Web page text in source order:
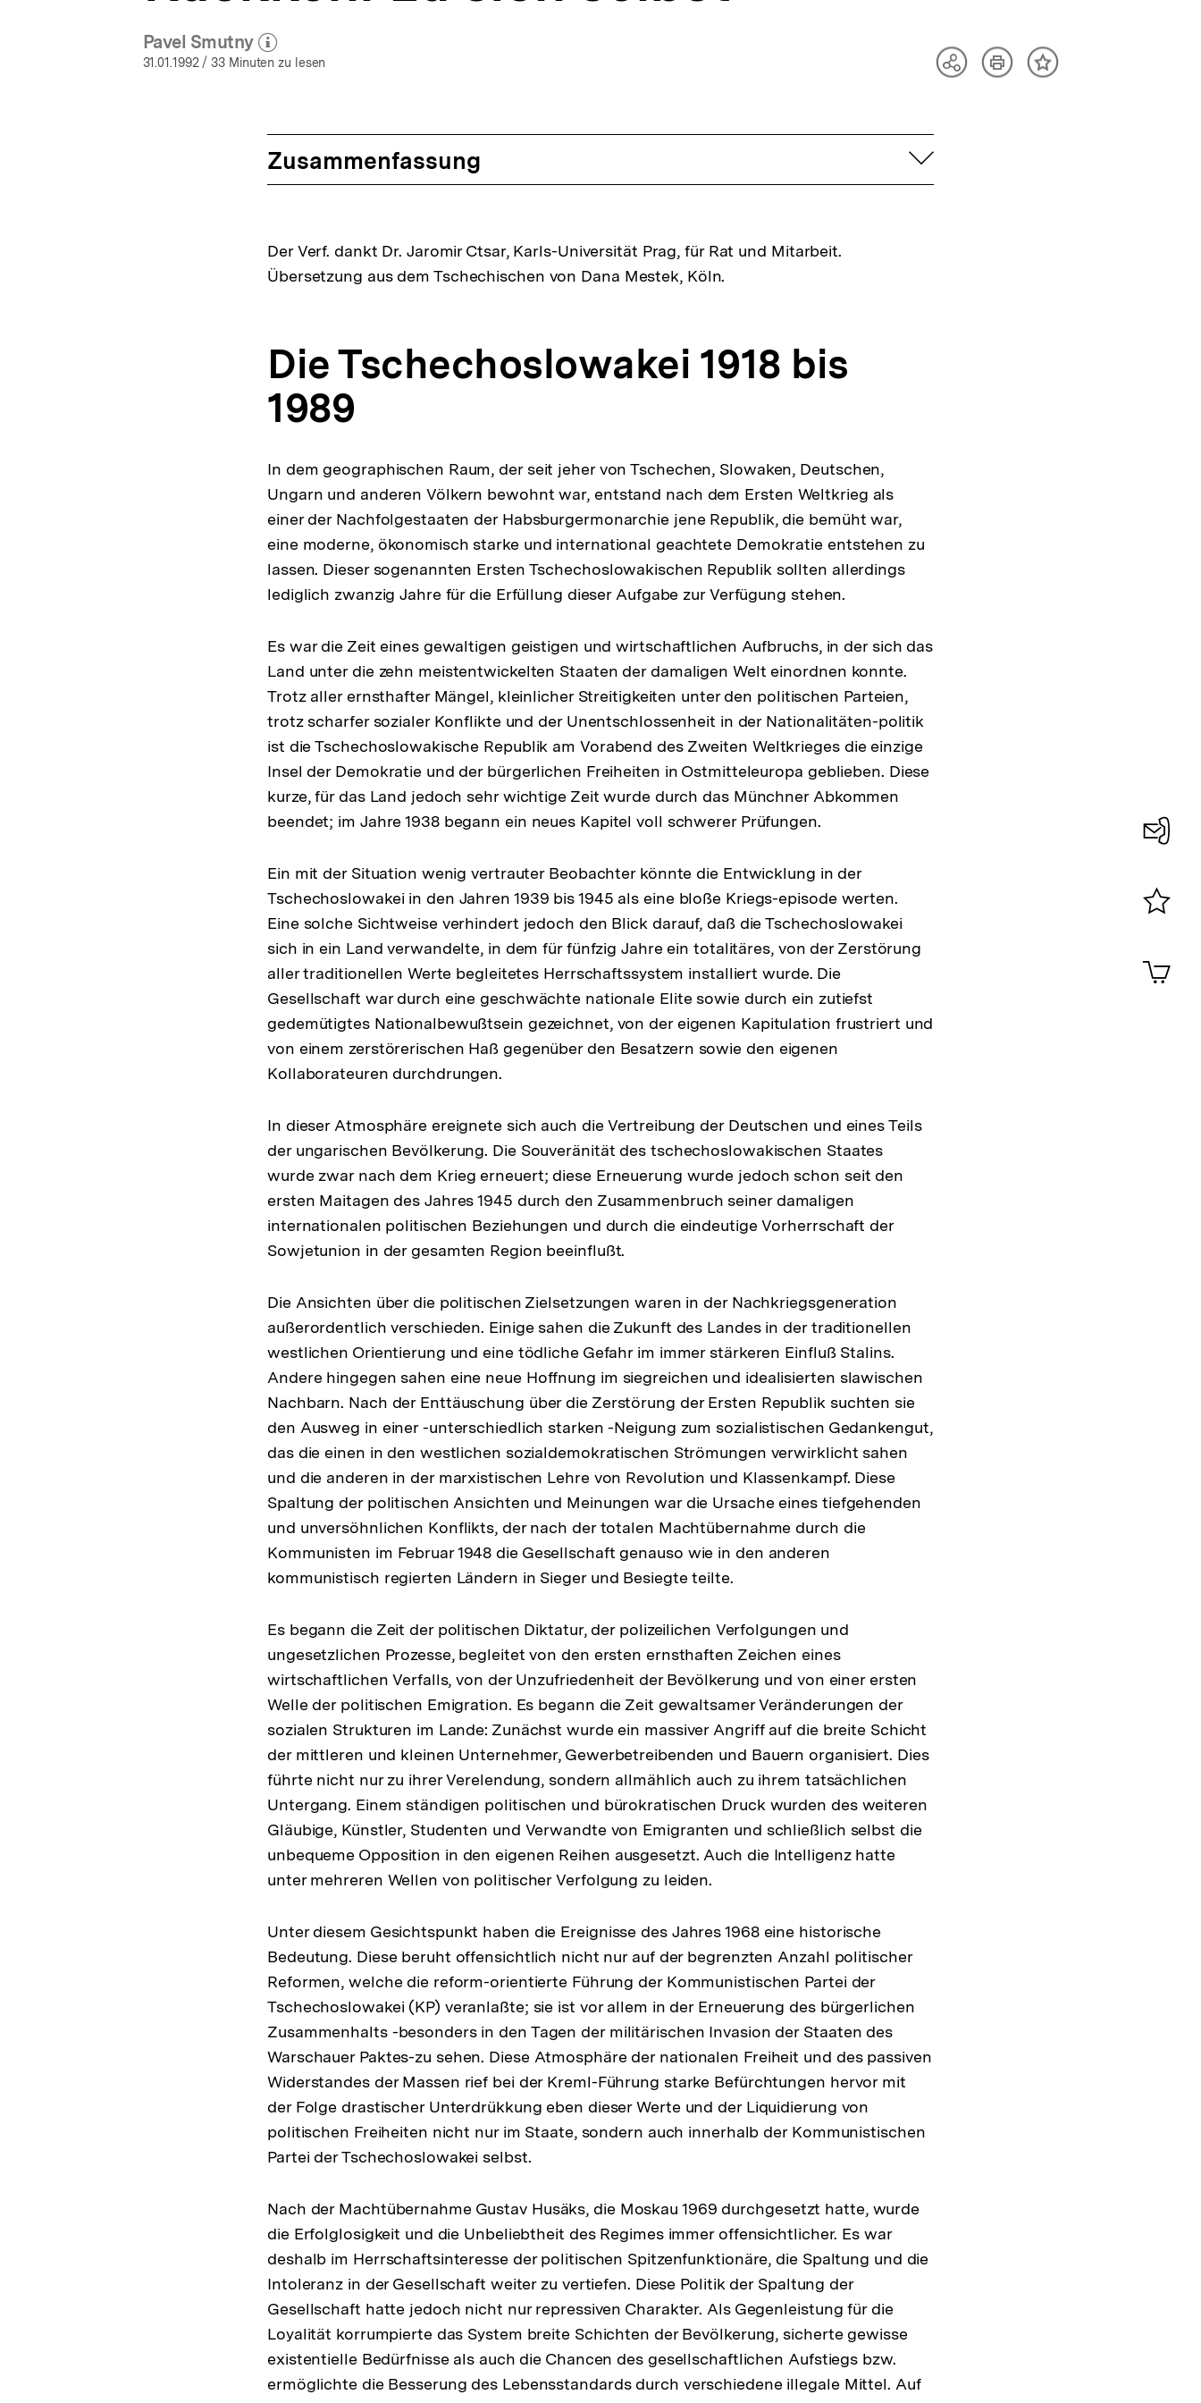
Pavel Smutny
(Mehr zum Autor)
öffnen
31.01.1992/ 33 Minuten zu lesen
TeilenArtikelInhalt
Zusammenfassung aufklappen
Der Verf. dankt Dr. Jaromir Ctsar, Karls-Universität Prag, für Rat und Mitarbeit.
Übersetzung aus dem Tschechischen von Dana Mestek, Köln.
Die Tschechoslowakei 1918 bis
1989
In dem geographischen Raum, der seit jeher von Tschechen, Slowaken, Deutschen,
Ungarn und anderen Völkern bewohnt war, entstand nach dem Ersten Weltkrieg als
einer der Nachfolgestaaten der Habsburgermonarchie jene Republik, die bemüht war,
eine moderne, ökonomisch starke und international geachtete Demokratie entstehen zu
lassen. Dieser sogenannten Ersten Tschechoslowakischen Republik sollten allerdings
lediglich zwanzig Jahre für die Erfüllung dieser Aufgabe zur Verfügung stehen.
Es war die Zeit eines gewaltigen geistigen und wirtschaftlichen Aufbruchs, in der sich das
Land unter die zehn meistentwickelten Staaten der damaligen Welt einordnen konnte.
Trotz aller ernsthafter Mängel, kleinlicher Streitigkeiten unter den politischen Parteien,
trotz scharfer sozialer Konflikte und der Unentschlossenheit in der Nationalitäten-politik
ist die Tschechoslowakische Republik am Vorabend des Zweiten Weltkrieges die einzige
Insel der Demokratie und der bürgerlichen Freiheiten in Ostmitteleuropa geblieben. Diese
kurze, für das Land jedoch sehr wichtige Zeit wurde durch das Münchner Abkommen
beendet; im Jahre 1938 begann ein neues Kapitel voll schwerer Prüfungen.
Ein mit der Situation wenig vertrauter Beobachter könnte die Entwicklung in der
Tschechoslowakei in den Jahren 1939 bis 1945 als eine bloße Kriegs-episode werten.
Eine solche Sichtweise verhindert jedoch den Blick darauf, daß die Tschechoslowakei
sich in ein Land verwandelte, in dem für fünfzig Jahre ein totalitäres, von der Zerstörung
aller traditionellen Werte begleitetes Herrschaftssystem installiert wurde. Die
Gesellschaft war durch eine geschwächte nationale Elite sowie durch ein zutiefst
gedemütigtes Nationalbewußtsein gezeichnet, von der eigenen Kapitulation frustriert und
von einem zerstörerischen Haß gegenüber den Besatzern sowie den eigenen
Kollaborateuren durchdrungen.
In dieser Atmosphäre ereignete sich auch die Vertreibung der Deutschen und eines Teils
der ungarischen Bevölkerung. Die Souveränität des tschechoslowakischen Staates
wurde zwar nach dem Krieg erneuert; diese Erneuerung wurde jedoch schon seit den
ersten Maitagen des Jahres 1945 durch den Zusammenbruch seiner damaligen
internationalen politischen Beziehungen und durch die eindeutige Vorherrschaft der
Sowjetunion in der gesamten Region beeinflußt.
Die Ansichten über die politischen Zielsetzungen waren in der Nachkriegsgeneration
außerordentlich verschieden. Einige sahen die Zukunft des Landes in der traditionellen
westlichen Orientierung und eine tödliche Gefahr im immer stärkeren Einfluß Stalins.
Andere hingegen sahen eine neue Hoffnung im siegreichen und idealisierten slawischen
Nachbarn. Nach der Enttäuschung über die Zerstörung der Ersten Republik suchten sie
den Ausweg in einer -unterschiedlich starken -Neigung zum sozialistischen Gedankengut,
das die einen in den westlichen sozialdemokratischen Strömungen verwirklicht sahen
und die anderen in der marxistischen Lehre von Revolution und Klassenkampf. Diese
Spaltung der politischen Ansichten und Meinungen war die Ursache eines tiefgehenden
und unversöhnlichen Konflikts, der nach der totalen Machtübernahme durch die
Kommunisten im Februar 1948 die Gesellschaft genauso wie in den anderen
kommunistisch regierten Ländern in Sieger und Besiegte teilte.
Es begann die Zeit der politischen Diktatur, der polizeilichen Verfolgungen und
ungesetzlichen Prozesse, begleitet von den ersten ernsthaften Zeichen eines
wirtschaftlichen Verfalls, von der Unzufriedenheit der Bevölkerung und von einer ersten
Welle der politischen Emigration. Es begann die Zeit gewaltsamer Veränderungen der
sozialen Strukturen im Lande: Zunächst wurde ein massiver Angriff auf die breite Schicht
der mittleren und kleinen Unternehmer, Gewerbetreibenden und Bauern organisiert. Dies
führte nicht nur zu ihrer Verelendung, sondern allmählich auch zu ihrem tatsächlichen
Untergang. Einem ständigen politischen und bürokratischen Druck wurden des weiteren
Gläubige, Künstler, Studenten und Verwandte von Emigranten und schließlich selbst die
unbequeme Opposition in den eigenen Reihen ausgesetzt. Auch die Intelligenz hatte
unter mehreren Wellen von politischer Verfolgung zu leiden.
Unter diesem Gesichtspunkt haben die Ereignisse des Jahres 1968 eine historische
Bedeutung. Diese beruht offensichtlich nicht nur auf der begrenzten Anzahl politischer
Reformen, welche die reform-orientierte Führung der Kommunistischen Partei der
Tschechoslowakei (KP) veranlaßte; sie ist vor allem in der Erneuerung des bürgerlichen
Zusammenhalts -besonders in den Tagen der militärischen Invasion der Staaten des
Warschauer Paktes-zu sehen. Diese Atmosphäre der nationalen Freiheit und des passiven
Widerstandes der Massen rief bei der Kreml-Führung starke Befürchtungen hervor mit
der Folge drastischer Unterdrükkung eben dieser Werte und der Liquidierung von
politischen Freiheiten nicht nur im Staate, sondern auch innerhalb der Kommunistischen
Partei der Tschechoslowakei selbst.
Nach der Machtübernahme Gustav Husäks, die Moskau 1969 durchgesetzt hatte, wurde
die Erfolglosigkeit und die Unbeliebtheit des Regimes immer offensichtlicher. Es war
deshalb im Herrschaftsinteresse der politischen Spitzenfunktionäre, die Spaltung und die
Intoleranz in der Gesellschaft weiter zu vertiefen. Diese Politik der Spaltung der
Gesellschaft hatte jedoch nicht nur repressiven Charakter. Als Gegenleistung für die
Loyalität korrumpierte das System breite Schichten der Bevölkerung, sicherte gewisse
existentielle Bedürfnisse als auch die Chancen des gesellschaftlichen Aufstiegs bzw.
ermöglichte die Besserung des Lebensstandards durch verschiedene illegale Mittel. Auf